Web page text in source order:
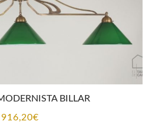
BILLAR
916,20€